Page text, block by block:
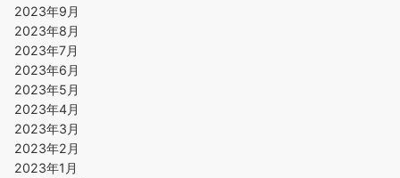
2023年9月
2023年8月
2023年7月
2023年6月
2023年5月
2023年4月
2023年3月
2023年2月
2023年1月